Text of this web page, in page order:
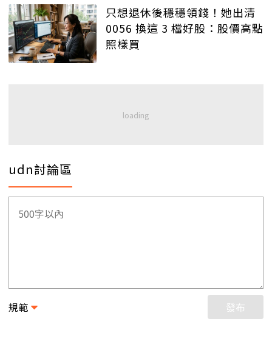
只想退休後穩穩領錢！她出清
0056 換這 3 檔好股：股價高點
照樣買
udn討論區
規範 發布